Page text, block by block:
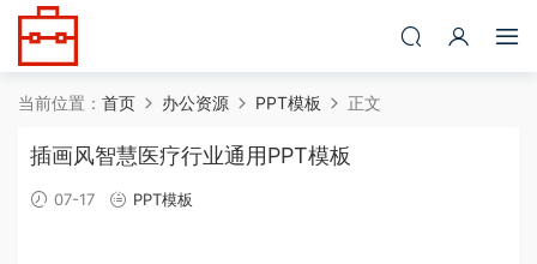
当前位置： 首页 办公资源 PPT模板 正文
插画风智慧医疗行业通用PPT模板
07-17 PPT模板